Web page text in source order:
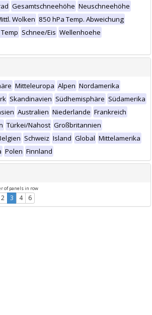
Gesamtschneehöhe Neuschneehöhe
Wolken 850 hPa Temp. Abweichung
Schnee/Eis Wellenhoehe
Mitteleuropa Alpen Nordamerika
Skandinavien Südhemisphäre Südamerika
Australien Niederlande Frankreich
Türkei/Nahost Großbritannien
Schweiz Island Global Mittelamerika
Polen Finnland
of panels in row
2 3 4 6